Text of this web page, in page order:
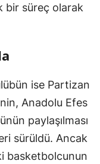
bir süreç olarak
ise Partizan
Anadolu Efes
paylaşılması
sürüldü. Ancak
basketbolcunun